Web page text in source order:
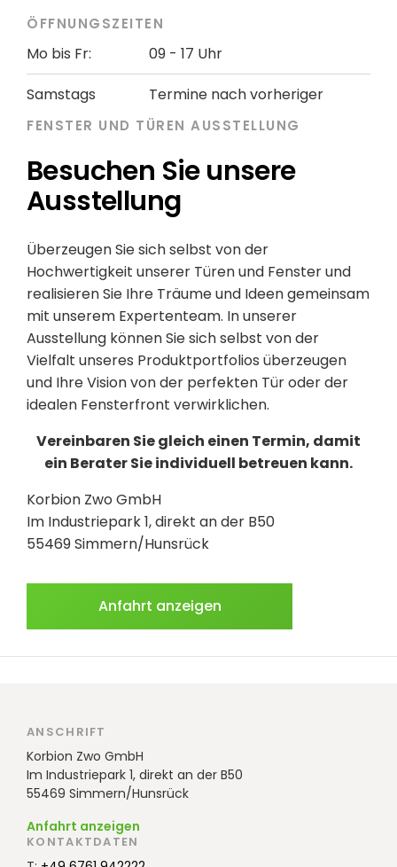
ÖFFNUNGSZEITEN
Mo bis Fr:
09 - 17 Uhr
Samstags
geschlossen
Termine nach vorheriger
Absprache möglich
FENSTER UND TÜREN AUSSTELLUNG
Besuchen Sie unsere
Ausstellung
Überzeugen Sie sich selbst von der
Hochwertigkeit unserer Türen und Fenster und
realisieren Sie Ihre Träume und Ideen gemeinsam
mit unserem Expertenteam. In unserer
Ausstellung können Sie sich selbst von der
Vielfalt unseres Produktportfolios überzeugen
und Ihre Vision von der perfekten Tür oder der
idealen Fensterfront verwirklichen.
Vereinbaren Sie gleich einen Termin, damit
ein Berater Sie individuell betreuen kann.
Korbion Zwo GmbH
Im Industriepark 1, direkt an der B50
55469 Simmern/Hunsrück
Anfahrt anzeigen
ANSCHRIFT
Korbion Zwo GmbH
Im Industriepark 1, direkt an der B50
55469 Simmern/Hunsrück
Anfahrt anzeigen
KONTAKTDATEN